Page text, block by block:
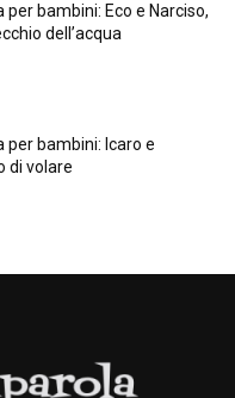
per bambini: Eco e Narciso,
dell’acqua
per bambini: Icaro e
di volare